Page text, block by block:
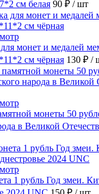
см белая 90 ₽ / шт
монет и медалей
см чёрная 130 ₽ /
монеты 50
в Великой
1 рубль Год змеи.